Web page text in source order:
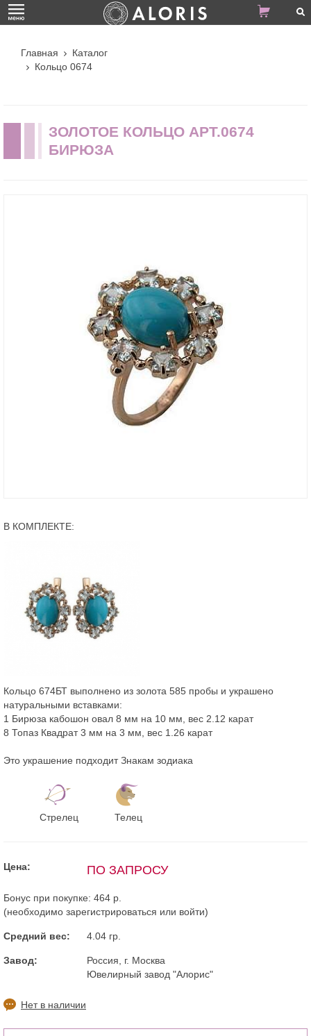
Главная
Каталог
Кольцо 0674
ЗОЛОТОЕ КОЛЬЦО АРТ.0674
БИРЮЗА
В КОМПЛЕКТЕ:
Кольцо 674БТ выполнено из золота 585 пробы и украшено
натуральными вставками:
1 Бирюза кабошон овал 8 мм на 10 мм, вес 2.12 карат
8 Топаз Квадрат 3 мм на 3 мм, вес 1.26 карат
Это украшение подходит Знакам зодиака
Стрелец Телец
Цена: ПО ЗАПРОСУ
Бонус при покупке: 464 р.
(необходимо зарегистрироваться или войти)
Средний вес: 4.04 гр.
Завод:
Россия, г. Москва
Ювелирный завод "Алорис"
Нет в наличии